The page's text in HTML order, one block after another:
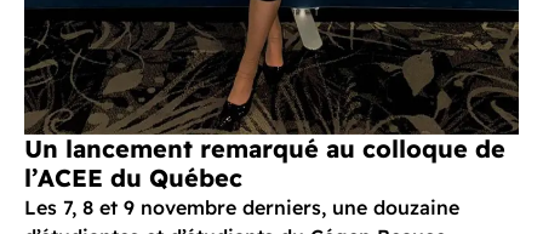
Un lancement remarqué au colloque de
l’ACEE du Québec
Les 7, 8 et 9 novembre derniers, une douzaine